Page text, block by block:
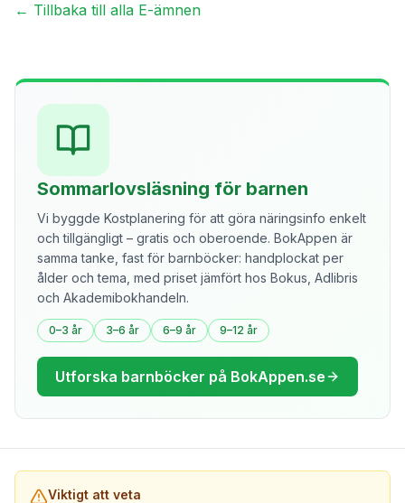
← Tillbaka till alla E-ämnen
Sommarlovsläsning för barnen
Vi byggde Kostplanering för att göra näringsinfo enkelt
och tillgängligt – gratis och oberoende. BokAppen är
samma tanke, fast för barnböcker: handplockat per
ålder och tema, med priset jämfört hos Bokus, Adlibris
och Akademibokhandeln.
0–3 år 3–6 år 6–9 år 9–12 år
Utforska barnböcker på BokAppen.se
Viktigt att veta